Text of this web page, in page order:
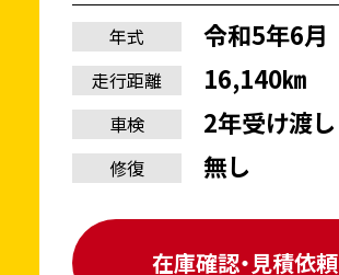
年式 令和5年6月
走行距離 16,140㎞
車検 2年受け渡し
修復 無し
在庫確認・見積依頼